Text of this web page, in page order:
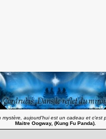
mystère, aujourd'hui est un cadeau et c'est
Maitre Oogway, (Kung Fu Panda).